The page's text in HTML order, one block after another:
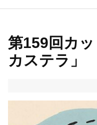
第159回カ
カステラ」